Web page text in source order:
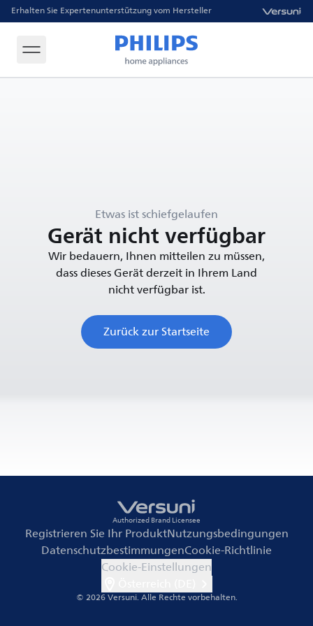
Erhalten Sie Expertenunterstützung vom Hersteller
Etwas ist schiefgelaufen
Gerät nicht verfügbar
Wir bedauern, Ihnen mitteilen zu müssen,
dass dieses Gerät derzeit in Ihrem Land
nicht verfügbar ist.
Zurück zur Startseite
Authorized Brand Licensee
Registrieren Sie Ihr ProduktNutzungsbedingungen
DatenschutzbestimmungenCookie-Richtlinie
Cookie-Einstellungen
© 2026 Versuni.Alle Rechte vorbehalten.